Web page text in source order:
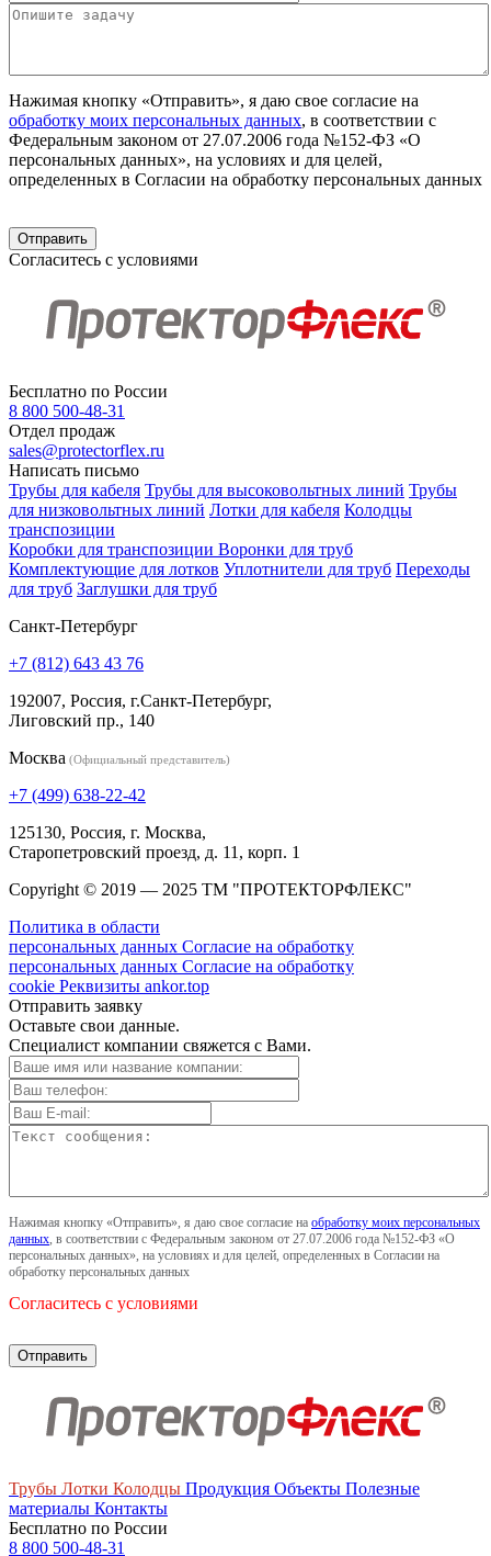
Нажимая кнопку «Отправить», я даю свое согласие на
обработку моих персональных данных, в соответствии с
Федеральным законом от 27.07.2006 года №152-ФЗ «О
персональных данных», на условиях и для целей,
определенных в Согласии на обработку персональных данных
Согласитесь с условиями
Бесплатно по России
8 800 500-48-31
Отдел продаж
sales@protectorflex.ru
Написать письмо
Трубы для кабеля Трубы для высоковольтных линий Трубы
для низковольтных линий Лотки для кабеля Колодцы
транспозиции
Коробки для транспозиции Воронки для труб
Комплектующие для лотков Уплотнители для труб Переходы
для труб Заглушки для труб
Санкт-Петербург
+7 (812) 643 43 76
192007, Россия, г.Санкт-Петербург,
Лиговский пр., 140
Москва (Официальный представитель)
+7 (499) 638-22-42
125130, Россия, г. Москва,
Старопетровский проезд, д. 11, корп. 1
Copyright © 2019 — 2025 ТМ "ПРОТЕКТОРФЛЕКС"
Политика в области
персональных данных Согласие на обработку
персональных данных Согласие на обработку
cookie Реквизиты ankor.top
Отправить заявку
Оставьте свои данные.
Специалист компании свяжется с Вами.
Нажимая кнопку «Отправить», я даю свое согласие на обработку моих персональных
данных , в соответствии с Федеральным законом от 27.07.2006 года №152-ФЗ «О
персональных данных», на условиях и для целей, определенных в Согласии на
обработку персональных данных
Согласитесь с условиями
Трубы Лотки Колодцы Продукция Объекты Полезные
материалы Контакты
Бесплатно по России
8 800 500-48-31